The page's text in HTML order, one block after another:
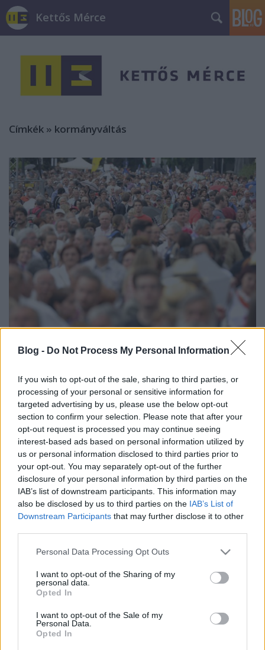
Blog - Do Not Process My Personal Information
If you wish to opt-out of the sale, sharing to third parties, or
processing of your personal or sensitive information for
targeted advertising by us, please use the below opt-out
section to confirm your selection. Please note that after your
opt-out request is processed you may continue seeing
interest-based ads based on personal information utilized by
us or personal information disclosed to third parties prior to
your opt-out. You may separately opt-out of the further
disclosure of your personal information by third parties on the
IAB’s list of downstream participants. This information may
also be disclosed by us to third parties on the IAB’s List of
Downstream Participants that may further disclose it to other
Please note that this website/app uses one or more Google
not limited to your visit or usage behaviour. You may click to
grant or deny consent to Google and its third-party tags to
use your data for below specified purposes in below Google
consent section.
Personal Data Processing Opt Outs
I want to opt-out of the Sharing of my
personal data.
Opted In
I want to opt-out of the Sale of my
Personal Data.
Opted In
Kettős Mérce
Címkék » kormányváltás
Adjunk hitet magunknak október 23-
án!
JámborAndrás •2017. október 21.
Az október 23-i civil tüntetés valójában nem a
rendező Közös Ország Mozgalomról és nem is a
pártokról szól, amelyek majd 2018-ban indulnak. Fél
évvel a választás előtt az a kérdés, megmutatjuk-e,
mennyien vagyunk, akik elégedetlenek a mostani
kormány teljesítményével, és a tömeg erejével hitet…